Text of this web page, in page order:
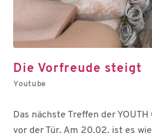
Die Vorfreude steigt
Youtube
Das nächste Treffen der YOUTH
vor der Tür. Am 20.02. ist es